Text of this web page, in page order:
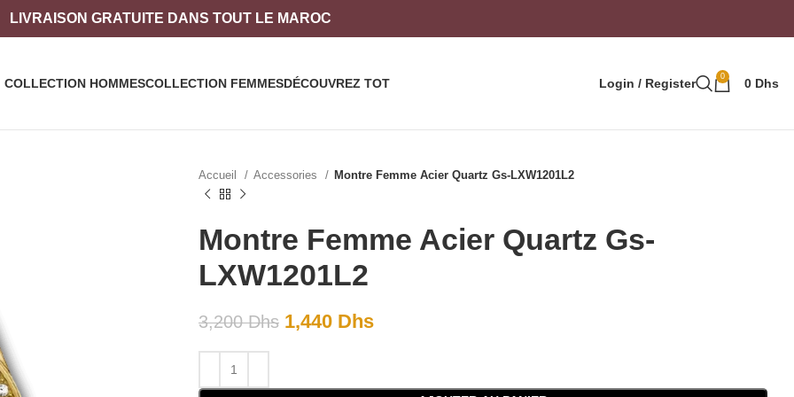
LIVRAISON GRATUITE DANS TOUT LE MAROC
COLLECTION HOMMESCOLLECTION FEMMESDÉCOUVREZ TOT Login / Register 0 0 Dhs
Accueil Accessories Montre Femme Acier Quartz Gs-LXW1201L2
Montre Femme Acier Quartz Gs-
LXW1201L2
3,200Dhs 1,440 Dhs